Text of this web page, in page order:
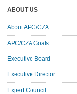
ABOUT US
About APC/CZA
APC/CZA Goals
Executive Board
Executive Director
Expert Council